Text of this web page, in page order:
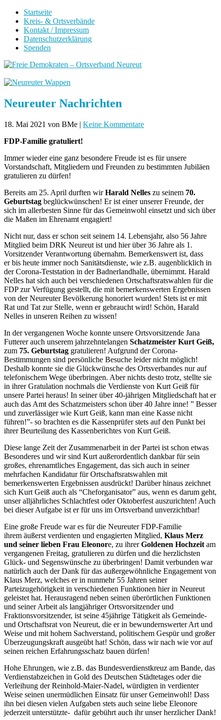
Startseite
Kreis- & Ortsverbände
Kontakt / Impressum
Datenschutzerklärung
Spenden
Neureuter Nachrichten
18. Mai 2021 von BMe | Keine Kommentare
FDP-Familie gratuliert!
Immer wieder eine ganz besondere Freude ist es für unsere
Vorstandschaft, Mitgliedern und Freunden zu bestimmten Jubiläen
gratulieren zu dürfen!
Bereits am 25. April durften wirHarald Nelles zu seinem 70.
Geburtstag beglückwünschen! Er ist einer unserer Freunde, der
sich im allerbesten Sinne für das Gemeinwohl einsetzt und sich über
die Maßen im Ehrenamt engagiert!
Nicht nur, dass er schon seit seinem 14. Lebensjahr, also 56 Jahre
Mitglied beim DRK Neureut ist und hier über 36 Jahre als 1.
Vorsitzender Verantwortung übernahm. Bemerkenswert ist, dass
er bis heute immer noch Sanitätsdienste, wie z.B. augenblicklich in
der Corona-Teststation in der Badnerlandhalle, übernimmt. Harald
Nelles hat sich auch bei verschiedenen Ortschaftsratswahlen für die
FDP zur Verfügung gestellt, die mit bemerkenswerten Ergebnissen
von der Neureuter Bevölkerung honoriert wurden! Stets ist er mit
Rat und Tat zur Stelle, wenn er gebraucht wird! Schön, Harald
Nelles in unseren Reihen zu wissen!
In der vergangenen Woche konnte unsere Ortsvorsitzende Jana
Futterer auch unserem jahrzehntelangen Schatzmeister Kurt Geiß,
zum 75. Geburtstag gratulieren! Aufgrund der Corona-
Bestimmungen sind persönliche Besuche leider nicht möglich!
Deshalb konnte sie die Glückwünsche des Ortsverbandes nur auf
telefonischem Wege überbringen. Aber nichts desto trotz, stellte sie
in ihrer Gratulation nochmals die Verdienste von Kurt Geiß für
unsere Partei heraus! In seiner über 40-jährigen Mitgliedschaft hat er
auch das Amt des Schatzmeisters schon über 40 Jahre inne! ” Besser
und zuverlässiger wie Kurt Geiß, kann man eine Kasse nicht
führen!”- so brachten es die Kassenprüfer stets auf den Punkt bei
ihrer Beurteilung des Kassenberichtes von Kurt Geiß.
Diese lange Zeit der Zusammenarbeit in der Partei ist schon etwas
Besonderes und wir sind Kurt außerordentlich dankbar für sein
großes, ehrenamtliches Engagement, das sich auch in seiner
mehrfachen Kandidatur für Ortschaftsratswahlen mit
bemerkenswerten Ergebnissen ausdrückt! Darüber hinaus zeichnet
sich Kurt Geiß auch als “Cheforganisator” aus, wenn es darum geht,
unser alljährliches Schlachtfest oder Oktoberfest auszurichten! Auch
bei dieser Aufgabe ist er für uns im Ortsverband unverzichtbar!
Eine große Freude war es für die Neureuter FDP-Familie
ihrem äußerst verdienten und engagierten Mitglied, Klaus Merz
und seiner lieben Frau Eleonore, zu ihrerGoldenen Hochzeit am
vergangenen Freitag, gratulieren zu dürfen und die herzlichsten
Glück- und Segenswünsche zu überbringen! Damit verbunden war
natürlich auch der Dank für das außergewöhnliche Engagement von
Klaus Merz, welches er in nunmehr 55 Jahren seiner
Parteizugehörigkeit in verschiedenen Funktionen hier in Neureut
geleistet hat. Herausragend neben seinen überörtlichen Funktionen
und seiner Arbeit als langjähriger Ortsvorsitzender und
Fraktionsvorsitzender, ist seine 45jährige Tätigkeit als Gemeinde-
und Ortschaftsrat von Neureut, die er in bewundernswerter Art und
Weise und mit hohem Sachverstand, politischem Gespür und großer
Überzeugungskraft ausgeübt hat! Schön, dass wir nach wie vor auf
seinen reichen Erfahrungsschatz bauen dürfen!
Hohe Ehrungen, wie z.B. das Bundesverdienstkreuz am Bande, das
Verdienstabzeichen in Gold des Deutschen Städtetages oder die
Verleihung der Reinhold-Maier-Nadel, würdigten in verdienter
Weise seinen unermüdlichen Einsatz für unser Gemeinwohl! Dass
ihn bei diesen vielen Aufgaben stets auch seine liebe Eleonore
jederzeit unterstützte- dafür gebührt auch ihr unser herzlicher Dank!